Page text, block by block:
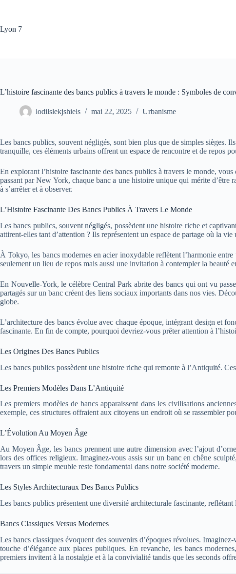
Lyon 7
L’histoire fascinante des bancs publics à travers le monde : Symboles de
lodilslekjshiels mai 22, 2025 Urbanisme
Les bancs publics, souvent négligés, sont bien plus que de simples sièges.
tranquille, ces éléments urbains offrent un espace de rencontre et de repos
En explorant l’histoire fascinante des bancs publics à travers le monde,
passant par New York, chaque banc a une histoire unique qui mérite
à s’arrêter et à observer.
L’Histoire Fascinante Des Bancs Publics À Travers Le Monde
Les bancs publics, souvent négligés, possèdent une histoire riche et
attirent-elles tant d’attention ? Ils représentent un espace de partage où la vie
À Tokyo, les bancs modernes en acier inoxydable reflètent l’harmonie
seulement un lieu de repos mais aussi une invitation à contempler la beauté
En Nouvelle-York, le célèbre Central Park abrite des bancs qui ont vu
partagés sur un banc créent des liens sociaux importants dans nos vies.
globe.
L’architecture des bancs évolue avec chaque époque, intégrant design et
fascinante. En fin de compte, pourquoi devriez-vous prêter attention à
Les Origines Des Bancs Publics
Les bancs publics possèdent une histoire riche qui remonte à l’Antiquité.
Les Premiers Modèles Dans L’Antiquité
Les premiers modèles de bancs apparaissent dans les civilisations
exemple, ces structures offraient aux citoyens un endroit où se rassembler
L’Évolution Au Moyen Âge
Au Moyen Âge, les bancs prennent une autre dimension avec l’ajout
lors des offices religieux. Imaginez-vous assis sur un banc en chêne
travers un simple meuble reste fondamental dans notre société moderne.
Les Styles Architecturaux Des Bancs Publics
Les bancs publics présentent une diversité architecturale fascinante,
Bancs Classiques Versus Modernes
Les bancs classiques évoquent des souvenirs d’époques révolues.
touche d’élégance aux places publiques. En revanche, les bancs
premiers invitent à la nostalgie et à la convivialité tandis que les seconds